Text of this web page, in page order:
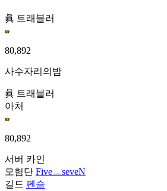
眞 트래블러
80,892
사수자리의밤
眞 트래블러
아처
80,892
서버 카인
모험단 FiveㅡseveN
길드 펜슬